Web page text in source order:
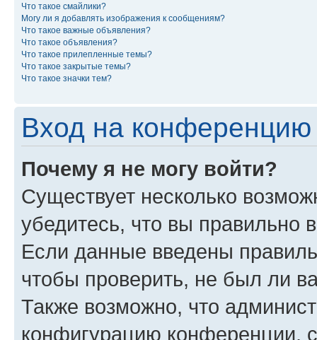
Что такое смайлики?
Могу ли я добавлять изображения к сообщениям?
Что такое важные объявления?
Что такое объявления?
Что такое прилепленные темы?
Что такое закрытые темы?
Что такое значки тем?
Вход на конференцию
Почему я не могу войти?
Существует несколько
убедитесь, что вы правильно
Если данные введены
чтобы проверить, не был ли
Также возможно, что
конфигурацию конференции,